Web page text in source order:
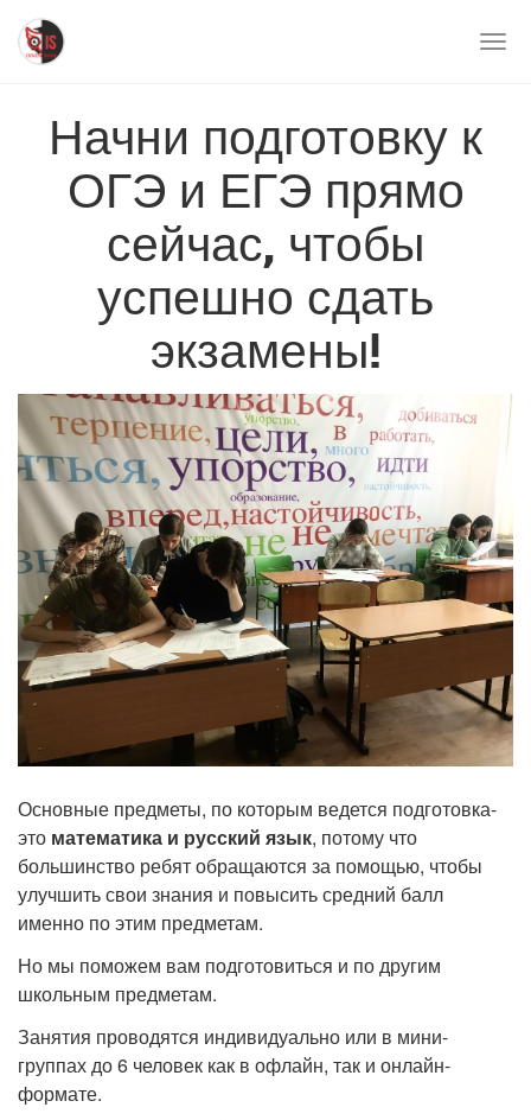
Перейти
основному
Начни подготовку к
ОГЭ и ЕГЭ прямо
сейчас, чтобы
успешно сдать
экзамены!
Основные предметы, по которым ведется подготовка-
это математика и русский язык, потому что
большинство ребят обращаются за помощью, чтобы
улучшить свои знания и повысить средний балл
именно по этим предметам.
Но мы поможем вам подготовиться и по другим
школьным предметам.
Занятия проводятся индивидуально или в мини-
группах до 6 человек как в офлайн, так и онлайн-
формате.